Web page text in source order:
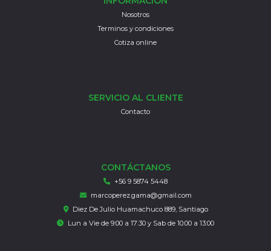
Nosotros
Terminos y condiciones
Cotiza online
SERVICIO AL CLIENTE
Contacto
CONTÁCTANOS
+56 9 5874 5448
marcoperez.gama@gmail.com
Diez De Julio Huamachuco 889, Santiago
Lun a Vie de 9:00 a 17:30 y Sab de 10:00 a 13:00